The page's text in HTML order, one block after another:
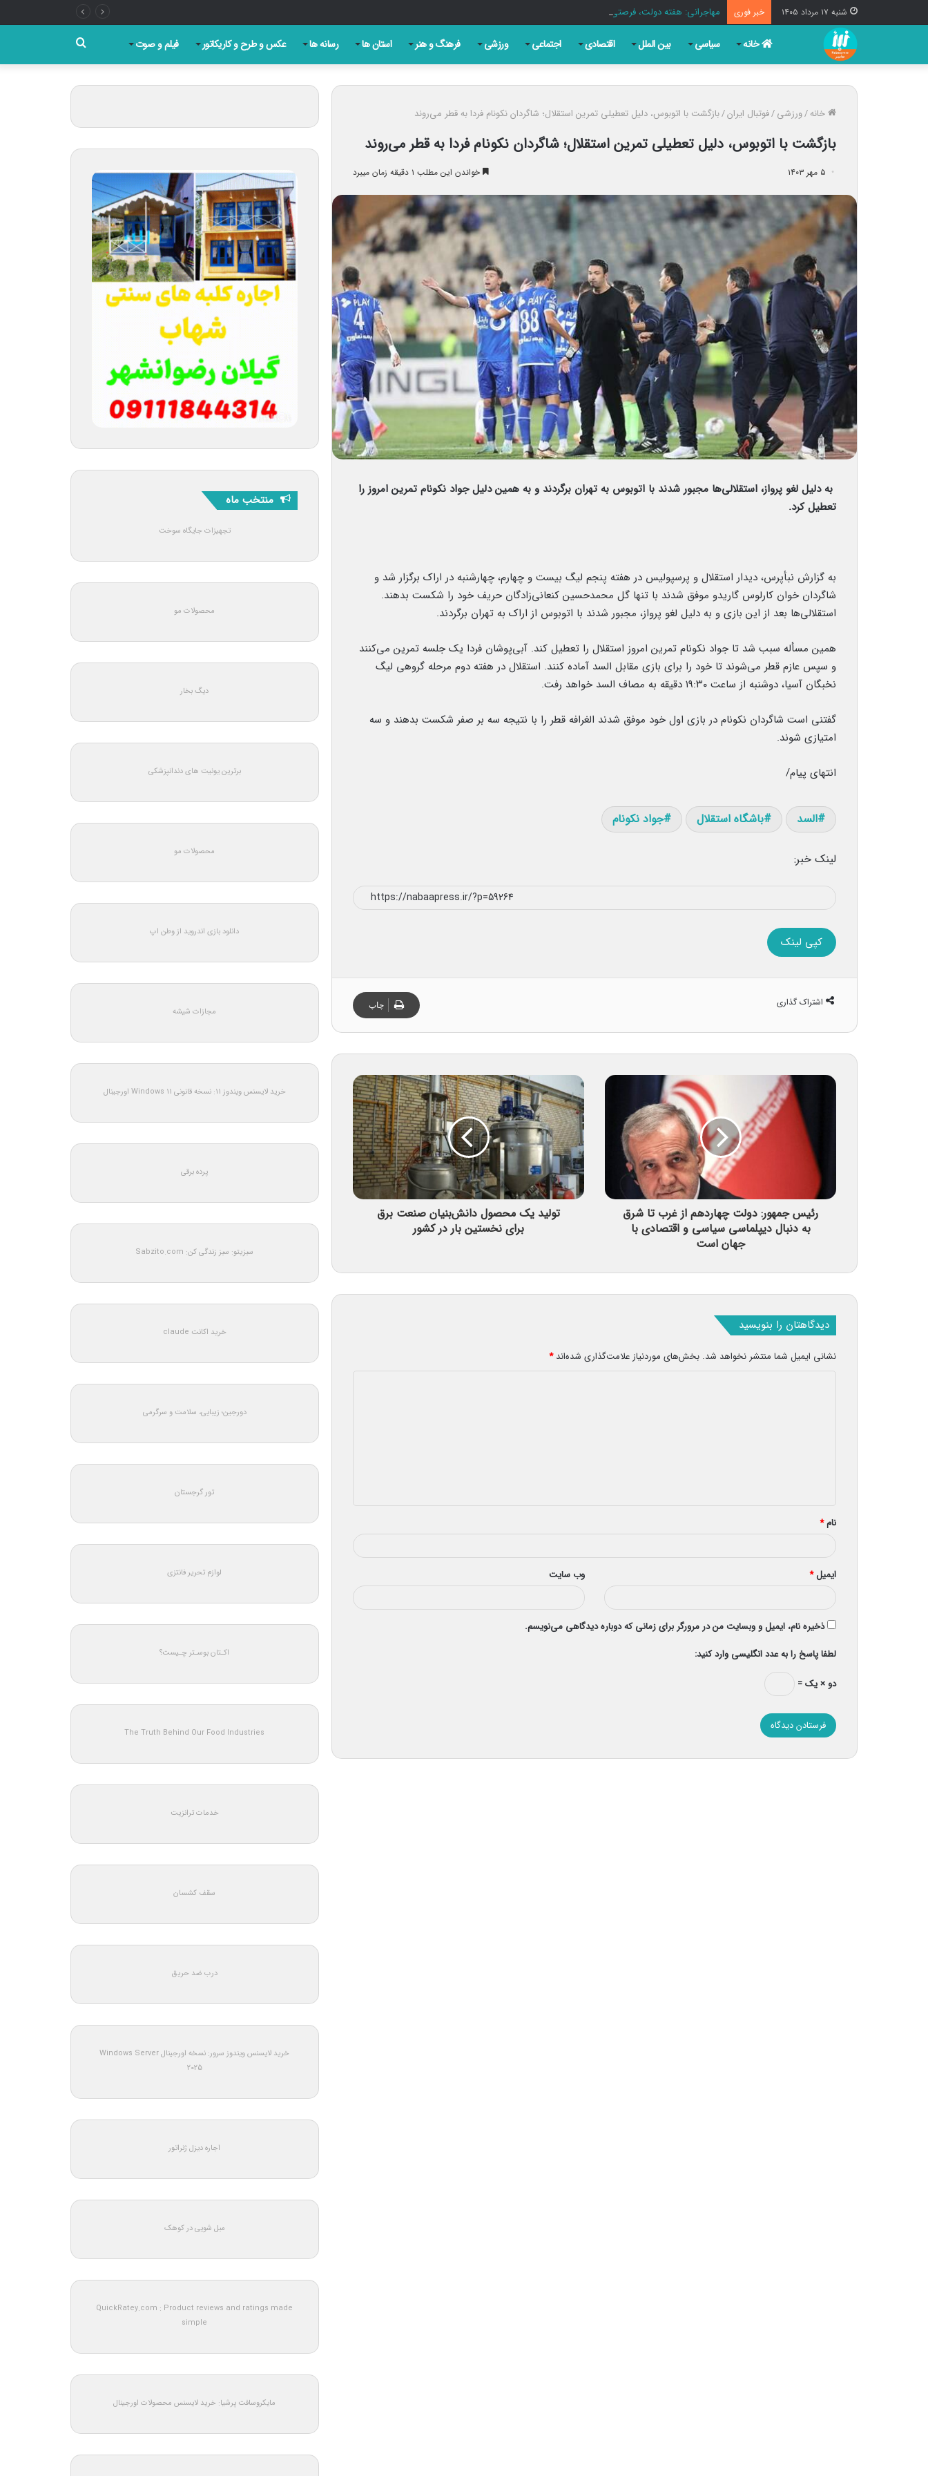
شنبه ۱۷ مرداد ۱۴۰۵ خبر فوری مهاجرانی: هفته دولت، فرصتی برای مرور کارنامه خدمت است
خانه سیاسی بین الملل اقتصادی اجتماعی ورزشی فرهنگ و هنر استان ها رسانه ها عکس و طرح و کاریکاتور فیلم و صوت
برای
خانه/ورزشی/فوتبال ایران/بازگشت با اتوبوس، دلیل تعطیلی تمرین استقلال؛ شاگردان نکونام فردا به قطر می‌روند
بازگشت با اتوبوس، دلیل تعطیلی تمرین استقلال؛ شاگردان نکونام فردا به قطر می‌روند
۵ مهر ۱۴۰۳ خواندن این مطلب ۱ دقیقه زمان میبرد
به دلیل لغو پرواز، استقلالی‌ها مجبور شدند با اتوبوس به تهران برگردند و به همین دلیل جواد نکونام تمرین امروز را
تعطیل کرد.
به گزارش نبأپرس، دیدار استقلال و پرسپولیس در هفته پنجم لیگ بیست و چهارم، چهارشنبه در اراک برگزار شد و
شاگردان خوان کارلوس گاریدو موفق شدند با تنها گل محمدحسین کنعانی‌زادگان حریف خود را شکست بدهند.
استقلالی‌ها بعد از این بازی و به دلیل لغو پرواز، مجبور شدند با اتوبوس از اراک به تهران برگردند.
همین مسأله سبب شد تا جواد نکونام تمرین امروز استقلال را تعطیل کند. آبی‌پوشان فردا یک جلسه تمرین می‌کنند
و سپس عازم قطر می‌شوند تا خود را برای بازی مقابل السد آماده کنند. استقلال در هفته دوم مرحله گروهی لیگ
نخبگان آسیا، دوشنبه از ساعت ۱۹:۳۰ دقیقه به مصاف السد خواهد رفت.
گفتنی است شاگردان نکونام در بازی اول خود موفق شدند الغرافه قطر را با نتیجه سه بر صفر شکست بدهند و سه
امتیازی شوند.
انتهای پیام/
السد باشگاه استقلال جواد نکونام
لینک خبر:
کپی لینک
اشتراک گذاری چاپ
رئیس جمهور: دولت چهاردهم از غرب تا شرق
به دنبال دیپلماسی سیاسی و اقتصادی با
جهان است
تولید یک محصول دانش‌بنیان صنعت برق
برای نخستین بار در کشور
دیدگاهتان را بنویسید
نشانی ایمیل شما منتشر نخواهد شد. بخش‌های موردنیاز علامت‌گذاری شده‌اند*
*
نام*
ایمیل* وب‌ سایت
ذخیره نام، ایمیل و وبسایت من در مرورگر برای زمانی که دوباره دیدگاهی می‌نویسم.
لطفا پاسخ را به عدد انگلیسی وارد کنید:
دو × یک =
منتخب ماه
تجهیزات جایگاه سوخت
محصولات مو
دیگ بخار
برترین یونیت های دندانپزشکی
محصولات مو
دانلود بازی اندروید از وطن اپ
مجازات شیشه
خرید لایسنس ویندوز 11: نسخه قانونی Windows 11 اورجینال
پرده برقی
سبزیتو: سبز زندگی کن: Sabzito.com
خرید اکانت claude
دورجین؛ زیبایی، سلامت و سرگرمی
تور گرجستان
لوازم تحریر فانتزی
اکـتان بوسـتر چـیست؟
The Truth Behind Our Food Industries
خدمات ترانزیت
سقف کشسان
درب ضد حریق
خرید لایسنس ویندوز سرور: نسخه اورجینال Windows Server
2025
اجاره دیزل ژنراتور
مبل شویی در کوهک
QuickRatey.com : Product reviews and ratings made
simple
مایکروسافت پرشیا: خرید لایسنس محصولات اورجینال